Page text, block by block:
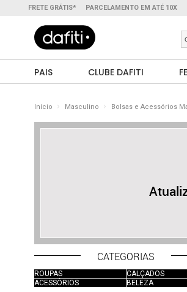
FRETE GRÁTIS* PARCELAMENTO EM ATÉ 10X
PAIS CLUBE DAFITI
Início Masculino Bolsas e Acessórios
CATEGORIAS
ROUPAS
CALÇADOS
ACESSÓRIOS
BELEZA